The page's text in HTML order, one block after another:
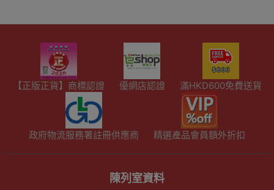
【正版正貨】商標認證 優網店認證 滿HKD600免費送貨
政府物流服務署註冊供應商 精選產品會員額外折扣
陳列室資料